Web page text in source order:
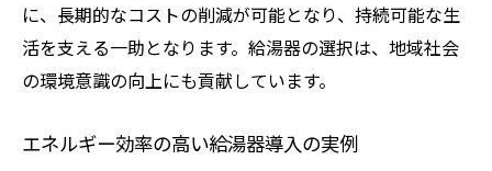
に、長期的なコストの削減が可能となり、持続可能な生
活を支える一助となります。給湯器の選択は、地域社会
の環境意識の向上にも貢献しています。
エネルギー効率の高い給湯器導入の実例